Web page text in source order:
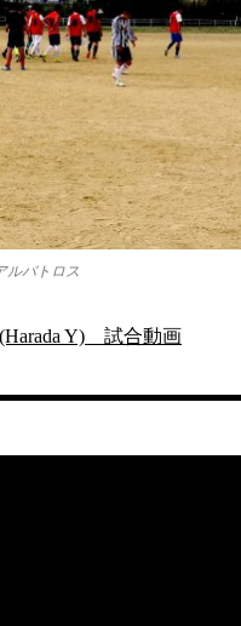
ルバトロス
Y) 試合動画